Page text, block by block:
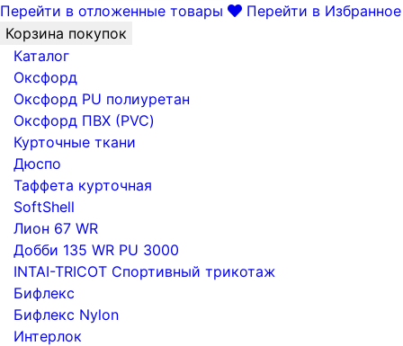
Перейти в отложенные товары
Перейти в Избранное
Корзина покупок
Каталог
Оксфорд
Оксфорд PU полиуретан
Оксфорд ПВХ (PVC)
Курточные ткани
Дюспо
Таффета курточная
SoftShell
Лион 67 WR
Добби 135 WR PU 3000
INTAI-TRICOT Спортивный трикотаж
Бифлекс
Бифлекс Nylon
Интерлок